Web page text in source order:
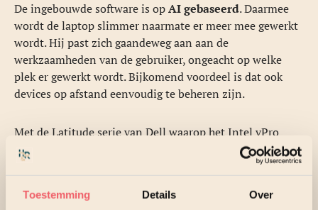
Toestemming Details Over
De ingebouwde software is opAI gebaseerd. Daarmee
wordt de laptop slimmer naarmate er meer mee gewerkt
wordt. Hij past zich gaandeweg aan aan de
werkzaamheden van de gebruiker, ongeacht op welke
plek er gewerkt wordt. Bijkomend voordeel is dat ook
devices op afstand eenvoudig te beheren zijn.
Met de Latitude serie van Dell waarop het Intel vPro
platform is geïnstalleerd, zorg je ervoor dat medewerkers
ongestoord door kunnen werken. Als ze werken op hun
zijn om productiever te zijn. Niet alleen door harder te